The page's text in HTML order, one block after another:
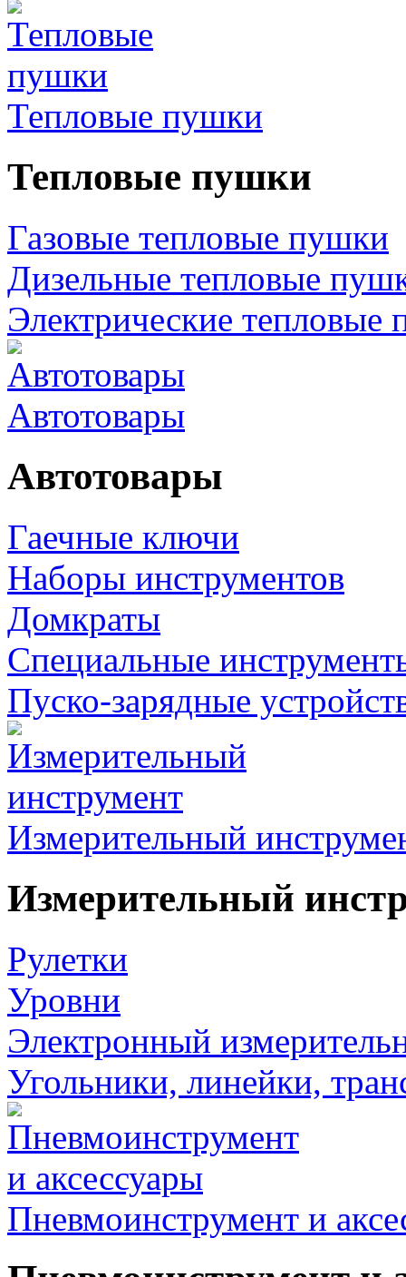
Тепловые пушки
Тепловые пушки
Газовые тепловые пушки
Дизельные тепловые
Электрические тепловые
Автотовары
Автотовары
Гаечные ключи
Наборы инструментов
Домкраты
Специальные
Пуско-зарядные
Измерительный
Измерительный
Рулетки
Уровни
Электронный
Угольники, линейки,
Пневмоинструмент и